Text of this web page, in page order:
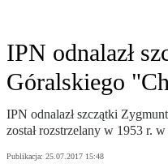
IPN odnalazł
Góralskiego
IPN odnalazł szczątki
został rozstrzelany w 1953 r.
Publikacja: 25.07.2017 15:48